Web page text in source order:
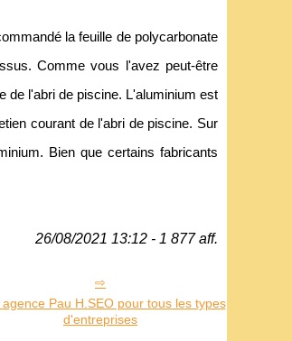
la feuille de polycarbonate
Comme vous l'avez peut-être
de l'abri de piscine. L'aluminium est
courant de l'abri de piscine. Sur
Bien que certains fabricants
26/08/2021 13:12 - 1 877 aff.
agence Pau H.SEO pour tous les types
d'entreprises